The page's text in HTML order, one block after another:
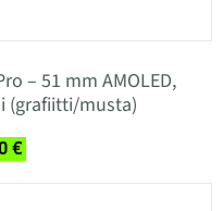
– 51 mm AMOLED,
(grafiitti/musta)
€